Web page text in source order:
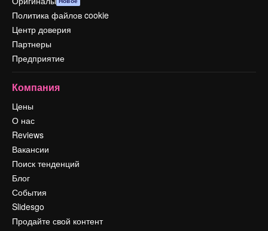
Политика файлов cookie
Центр доверия
Партнеры
Предприятие
Компания
Цены
О нас
Reviews
Вакансии
Поиск тенденций
Блог
События
Slidesgo
Продайте свой контент